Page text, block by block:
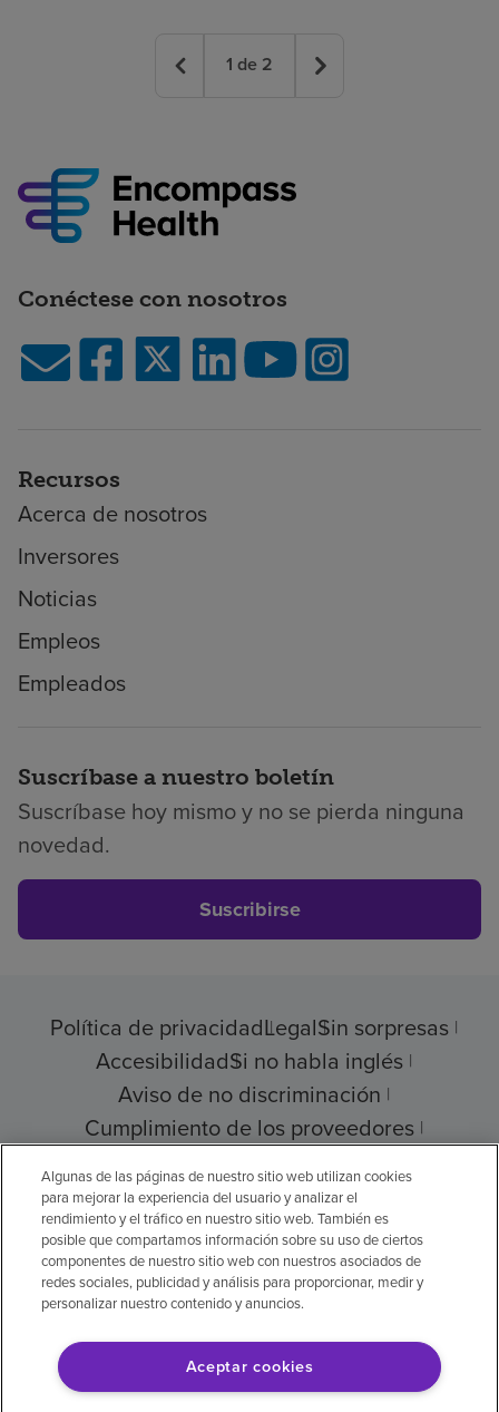
1 de 2
Conéctese con nosotros
Recursos
Acerca de nosotros
Inversores
Noticias
Empleos
Empleados
Suscríbase a nuestro boletín
Suscríbase hoy mismo y no se pierda ninguna
novedad.
Suscribirse
Política de privacidadLegalSin sorpresas
AccesibilidadSi no habla inglés
Aviso de no discriminación
Cumplimiento de los proveedores
Transparencia de precios
© 2026 Encompass Health Corporation
Preferencias de cookies
Aviso legal: Se tradujo con la ayuda de
Algunas de las páginas de nuestro sitio web utilizan cookies
para mejorar la experiencia del usuario y analizar el
rendimiento y el tráfico en nuestro sitio web. También es
posible que compartamos información sobre su uso de ciertos
componentes de nuestro sitio web con nuestros asociados de
redes sociales, publicidad y análisis para proporcionar, medir y
personalizar nuestro contenido y anuncios.
Aceptar cookies